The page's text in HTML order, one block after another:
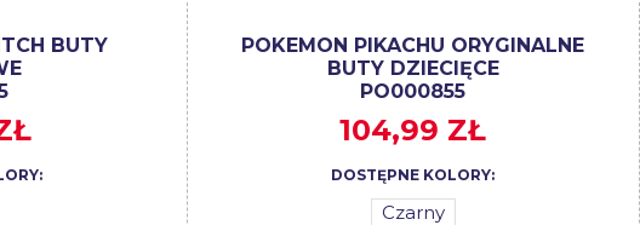
BUTY
POKEMON PIKACHU ORYGINALNE
BUTY DZIECIĘCE
PO000855
104,99 ZŁ
DOSTĘPNE KOLORY:
Czarny